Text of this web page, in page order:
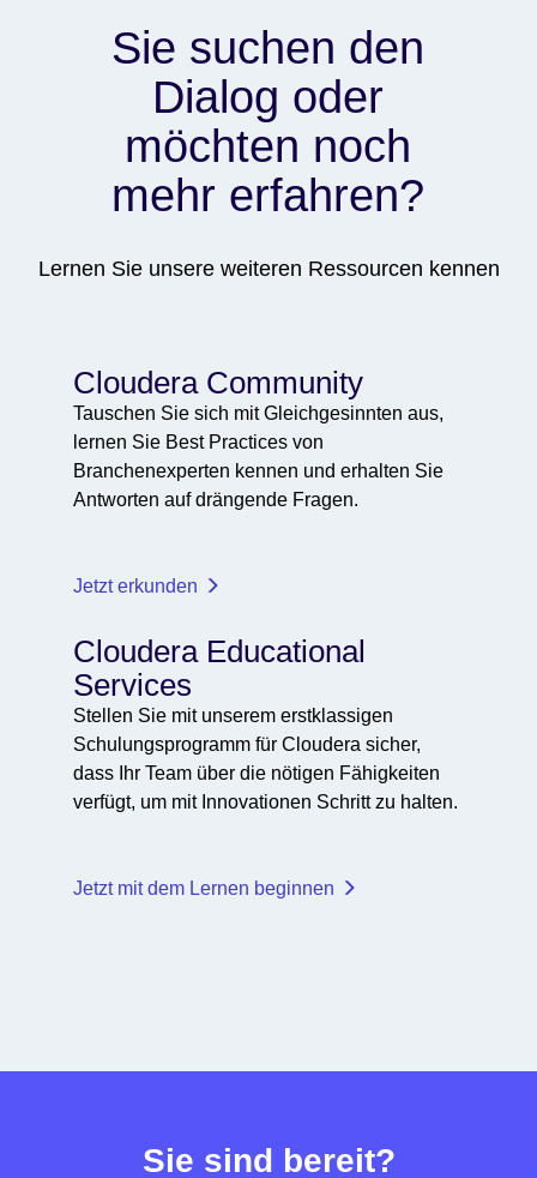
Sie suchen den
Dialog oder
möchten noch
mehr erfahren?
Lernen Sie unsere weiteren Ressourcen kennen
Cloudera Community
Tauschen Sie sich mit Gleichgesinnten aus,
lernen Sie Best Practices von
Branchenexperten kennen und erhalten Sie
Antworten auf drängende Fragen.
Jetzt erkunden
Cloudera Educational
Services
Stellen Sie mit unserem erstklassigen
Schulungsprogramm für Cloudera sicher,
dass Ihr Team über die nötigen Fähigkeiten
verfügt, um mit Innovationen Schritt zu halten.
Jetzt mit dem Lernen beginnen
Sie sind bereit?